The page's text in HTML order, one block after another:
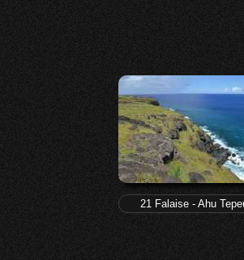
21 Falaise - Ahu